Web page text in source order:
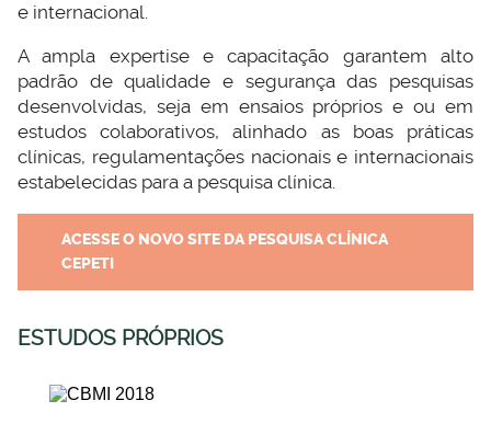
e internacional.
A ampla expertise e capacitação garantem alto
padrão de qualidade e segurança das pesquisas
desenvolvidas, seja em ensaios próprios e ou em
estudos colaborativos, alinhado as boas práticas
clínicas, regulamentações nacionais e internacionais
estabelecidas para a pesquisa clínica.
ACESSE O NOVO SITE DA PESQUISA CLÍNICA
CEPETI
ESTUDOS PRÓPRIOS